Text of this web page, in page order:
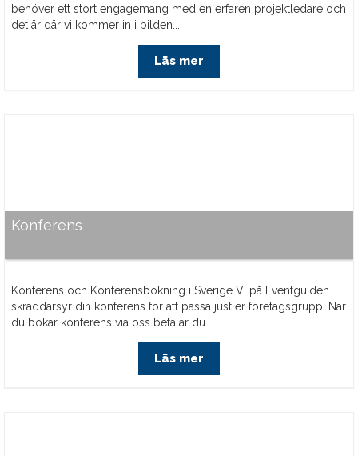
behöver ett stort engagemang med en erfaren projektledare och
det är där vi kommer in i bilden....
Läs mer
Konferens
Konferens och Konferensbokning i Sverige Vi på Eventguiden
skräddarsyr din konferens för att passa just er företagsgrupp. När
du bokar konferens via oss betalar du...
Läs mer